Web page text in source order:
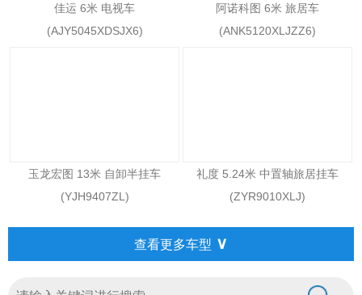
佳运 6米 电视车
(AJY5045XDSJX6)
阿诺科图 6米 旅居车
(ANK5120XLJZZ6)
玉龙宏图 13米 自卸半挂车
(YJH9407ZL)
礼度 5.24米 中置轴旅居挂车
(ZYR9010XLJ)
查看更多车型 ∨